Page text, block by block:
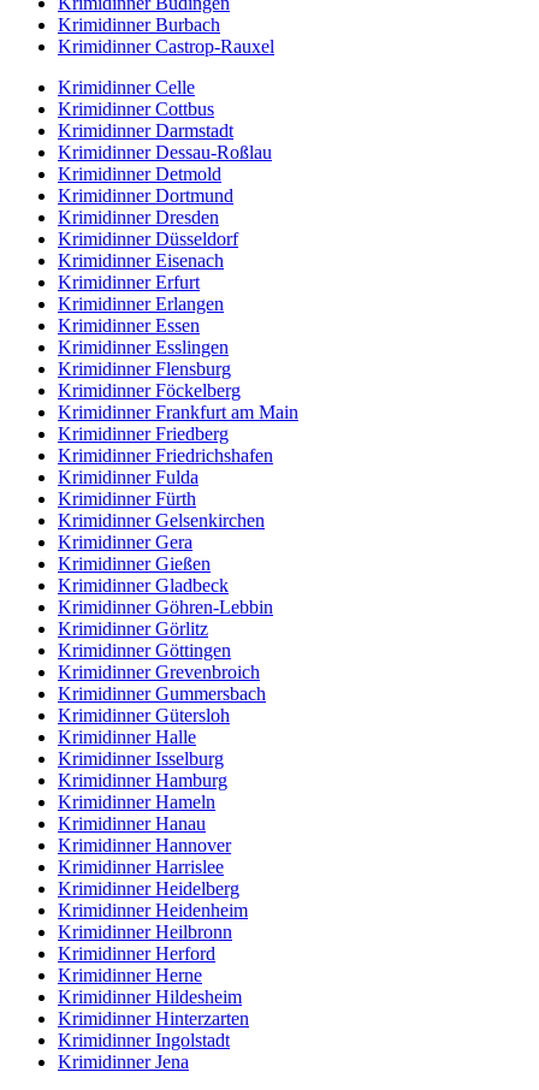
Krimidinner Burbach
Krimidinner Castrop-Rauxel
Krimidinner Celle
Krimidinner Cottbus
Krimidinner Darmstadt
Krimidinner Dessau-Roßlau
Krimidinner Detmold
Krimidinner Dortmund
Krimidinner Dresden
Krimidinner Düsseldorf
Krimidinner Eisenach
Krimidinner Erfurt
Krimidinner Erlangen
Krimidinner Essen
Krimidinner Esslingen
Krimidinner Flensburg
Krimidinner Föckelberg
Krimidinner Frankfurt am Main
Krimidinner Friedberg
Krimidinner Friedrichshafen
Krimidinner Fulda
Krimidinner Fürth
Krimidinner Gelsenkirchen
Krimidinner Gera
Krimidinner Gießen
Krimidinner Gladbeck
Krimidinner Göhren-Lebbin
Krimidinner Görlitz
Krimidinner Göttingen
Krimidinner Grevenbroich
Krimidinner Gummersbach
Krimidinner Gütersloh
Krimidinner Halle
Krimidinner Isselburg
Krimidinner Hamburg
Krimidinner Hameln
Krimidinner Hanau
Krimidinner Hannover
Krimidinner Harrislee
Krimidinner Heidelberg
Krimidinner Heidenheim
Krimidinner Heilbronn
Krimidinner Herford
Krimidinner Herne
Krimidinner Hildesheim
Krimidinner Hinterzarten
Krimidinner Ingolstadt
Krimidinner Jena